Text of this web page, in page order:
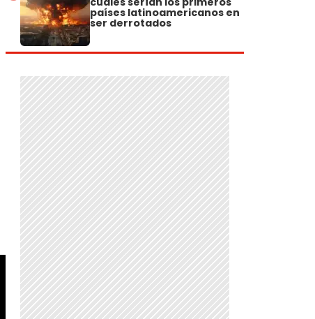
países latinoamericanos en
ser derrotados